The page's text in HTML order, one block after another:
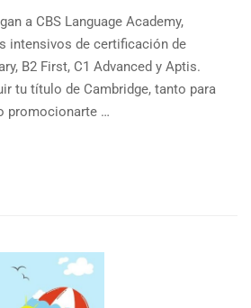
a CBS Language Academy,
intensivos de certificación de
B2 First, C1 Advanced y Aptis.
tu título de Cambridge, tanto para
promocionarte …